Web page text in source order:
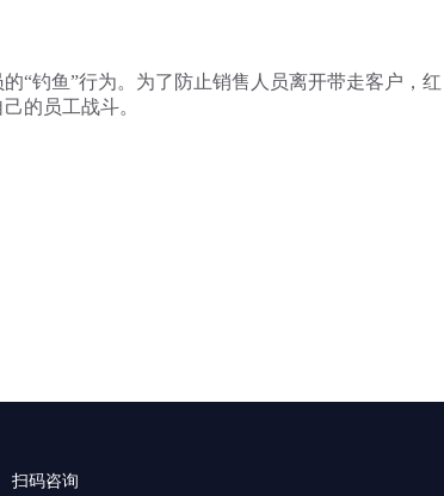
的“钓鱼”行为。为了防止销售人员离开带走客户，红
的员工战斗。
扫码咨询